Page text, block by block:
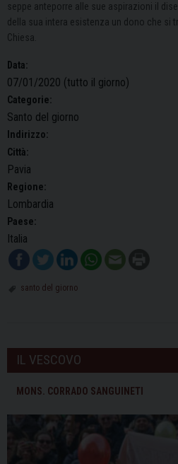
seppe anteporre alle sue aspirazioni il
della sua intera esistenza un dono che si
Chiesa.
Data:
07/01/2020 (tutto il giorno)
Categorie:
Santo del giorno
Indirizzo:
Città:
Pavia
Regione:
Lombardia
Paese:
Italia
santo del giorno
IL VESCOVO
MONS. CORRADO SANGUINETI